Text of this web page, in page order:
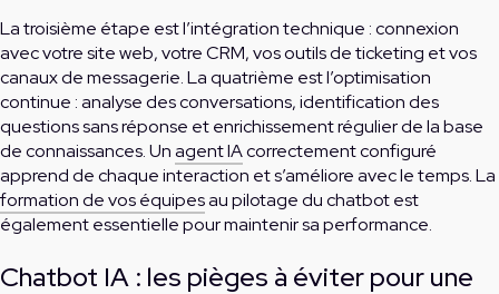
La troisième étape est l’intégration technique : connexion
avec votre site web, votre CRM, vos outils de ticketing et vos
canaux de messagerie. La quatrième est l’optimisation
continue : analyse des conversations, identification des
questions sans réponse et enrichissement régulier de la base
de connaissances. Unagent IAcorrectement configuré
apprend de chaque interaction et s’améliore avec le temps. La
formation de vos équipesau pilotage du chatbot est
également essentielle pour maintenir sa performance.
Chatbot IA : les pièges à éviter pour une